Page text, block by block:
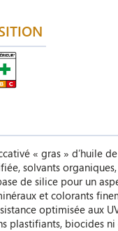
« gras » d’huile
solvants
de silice pour un
et colorants
optimisée aux
plastifiants, biocides ni